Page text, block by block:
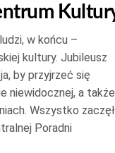
w końcu –
kultury. Jubileusz
by przyjrzeć się
niewidocznej, a także
Wszystko
Poradni